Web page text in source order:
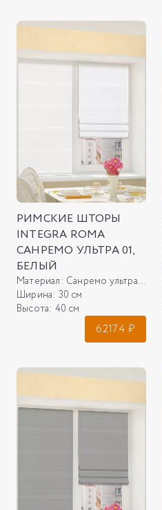
РИМСКИЕ ШТОРЫ
INTEGRA ROMA
САНРЕМО УЛЬТРА 01,
БЕЛЫЙ
Материал: Санремо ультра 01, белый
Ширина: 30 см
Высота: 40 см
6217.4 ₽